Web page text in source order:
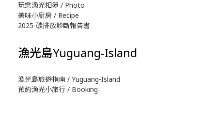
玩樂漁光相簿 / Photo
美味小廚房 / Recipe
2025-碳排放診斷報告書
漁光島Yuguang-Island
漁光島旅遊指南 / Yuguang-Island
預約漁光小旅行 / Booking